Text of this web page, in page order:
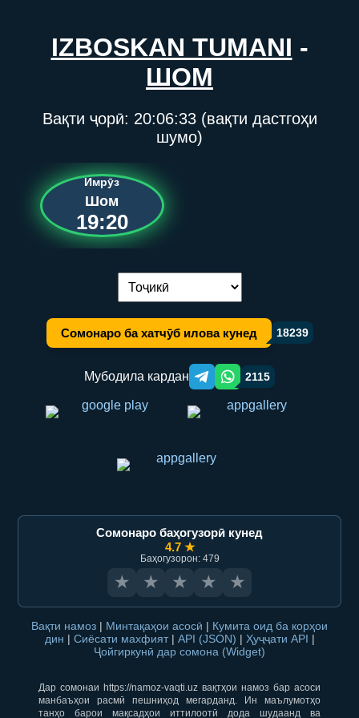
IZBOSKAN TUMANI -
ШОМ
Вақти ҷорӣ: 20:06:33(вақти дастгоҳи
шумо)
Имрӯз
Шом
19:20
Иваз кардани забон:
Сомонаро ба хатчӯб илова кунед 18239
Мубодила кардан Telegram orqali ulashish
WhatsApp orqali ulashish
2115
Сомонаро баҳогузорӣ кунед
4.7 ★
Баҳогузорон: 479
★ ★ ★ ★ ★
Вақти намоз | Минтақаҳои асосӣ | Кумита оид ба корҳои
дин | Сиёсати махфият | API (JSON) | Ҳуҷҷати API |
Ҷойгиркунӣ дар сомона (Widget)
Дар сомонаи https://namoz-vaqti.uz вақтҳои намоз бар асоси
манбаъҳои расмӣ пешниҳод мегарданд. Ин маълумотҳо
танҳо барои мақсадҳои иттилоотӣ дода шудаанд ва